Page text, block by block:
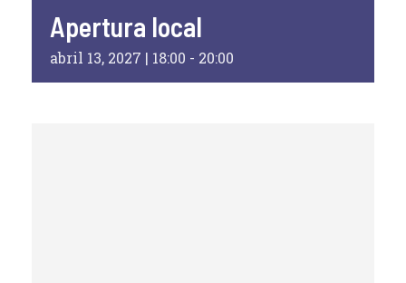
Apertura local
abril 13, 2027 | 18:00 - 20:00